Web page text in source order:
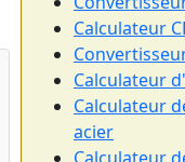
Calculateur
Calculateur
Calculateur
acier